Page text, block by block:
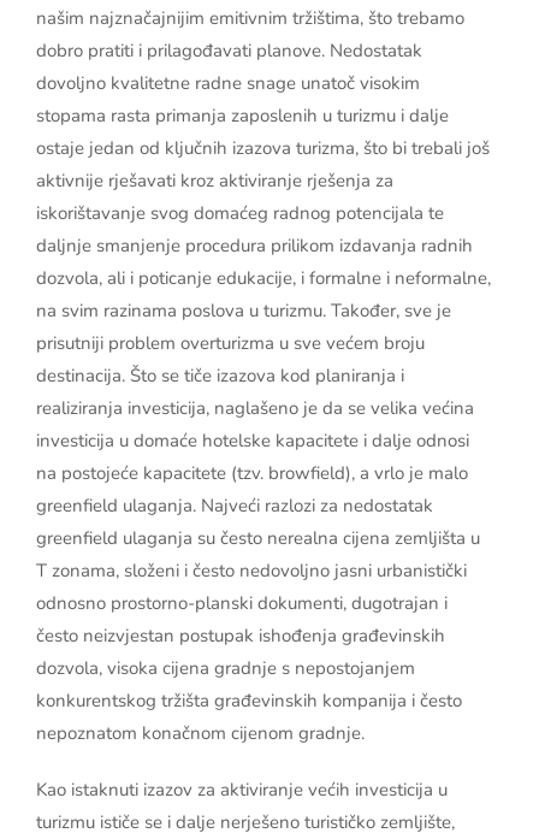
našim najznačajnijim emitivnim tržištima, što trebamo
dobro pratiti i prilagođavati planove. Nedostatak
dovoljno kvalitetne radne snage unatoč visokim
stopama rasta primanja zaposlenih u turizmu i dalje
ostaje jedan od ključnih izazova turizma, što bi trebali još
aktivnije rješavati kroz aktiviranje rješenja za
iskorištavanje svog domaćeg radnog potencijala te
daljnje smanjenje procedura prilikom izdavanja radnih
dozvola, ali i poticanje edukacije, i formalne i neformalne,
na svim razinama poslova u turizmu. Također, sve je
prisutniji problem overturizma u sve većem broju
destinacija. Što se tiče izazova kod planiranja i
realiziranja investicija, naglašeno je da se velika većina
investicija u domaće hotelske kapacitete i dalje odnosi
na postojeće kapacitete (tzv. browfield), a vrlo je malo
greenfield ulaganja. Najveći razlozi za nedostatak
greenfield ulaganja su često nerealna cijena zemljišta u
T zonama, složeni i često nedovoljno jasni urbanistički
odnosno prostorno-planski dokumenti, dugotrajan i
često neizvjestan postupak ishođenja građevinskih
dozvola, visoka cijena gradnje s nepostojanjem
konkurentskog tržišta građevinskih kompanija i često
nepoznatom konačnom cijenom gradnje.
Kao istaknuti izazov za aktiviranje većih investicija u
turizmu ističe se i dalje nerješeno turističko zemljište,